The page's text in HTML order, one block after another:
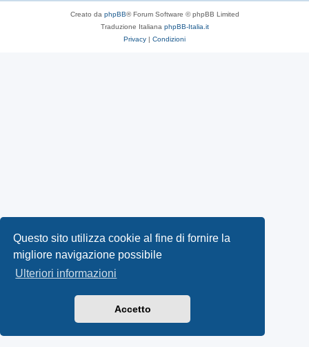
Questo sito utilizza cookie al fine di fornire la
migliore navigazione possibile
Ulteriori informazioni
Accetto
Creato da phpBB® Forum Software © phpBB Limited
Traduzione Italiana phpBB-Italia.it
Privacy | Condizioni